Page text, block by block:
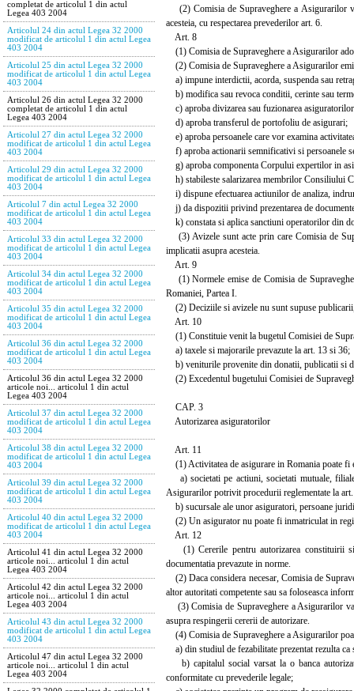
completat de articolul 1 din actul
Legea 403 2004
Articolul 24 din actul Legea 32 2000
modificat de articolul 1 din actul Legea
403 2004
Articolul 25 din actul Legea 32 2000
modificat de articolul 1 din actul Legea
403 2004
Articolul 26 din actul Legea 32 2000
completat de articolul 1 din actul
Legea 403 2004
Articolul 27 din actul Legea 32 2000
modificat de articolul 1 din actul Legea
403 2004
Articolul 29 din actul Legea 32 2000
modificat de articolul 1 din actul Legea
403 2004
Articolul 7 din actul Legea 32 2000
modificat de articolul 1 din actul Legea
403 2004
Articolul 33 din actul Legea 32 2000
modificat de articolul 1 din actul Legea
403 2004
Articolul 34 din actul Legea 32 2000
modificat de articolul 1 din actul Legea
403 2004
Articolul 35 din actul Legea 32 2000
modificat de articolul 1 din actul Legea
403 2004
Articolul 36 din actul Legea 32 2000
modificat de articolul 1 din actul Legea
403 2004
Articolul 36 din actul Legea 32 2000
articole noi... articolul 1 din actul
Legea 403 2004
Articolul 37 din actul Legea 32 2000
modificat de articolul 1 din actul Legea
403 2004
Articolul 38 din actul Legea 32 2000
modificat de articolul 1 din actul Legea
403 2004
Articolul 39 din actul Legea 32 2000
modificat de articolul 1 din actul Legea
403 2004
Articolul 40 din actul Legea 32 2000
modificat de articolul 1 din actul Legea
403 2004
Articolul 41 din actul Legea 32 2000
articole noi... articolul 1 din actul
Legea 403 2004
Articolul 42 din actul Legea 32 2000
articole noi... articolul 1 din actul
Legea 403 2004
Articolul 43 din actul Legea 32 2000
modificat de articolul 1 din actul Legea
403 2004
Articolul 47 din actul Legea 32 2000
articole noi... articolul 1 din actul
Legea 403 2004
(2) Comisia de Supraveghere a Asigurarilor
acesteia, cu respectarea prevederilor art. 6.
Art. 8
(1) Comisia de Supraveghere a Asigurarilor
(2) Comisia de Supraveghere a Asigurarilor
a) impune interdictii, acorda, suspenda sau
b) modifica sau revoca conditii, cerinte sau
c) aproba divizarea sau fuzionarea
d) aproba transferul de portofoliu de asigurari;
e) aproba persoanele care vor examina
f) aproba actionarii semnificativi si persoanele
g) aproba componenta Corpului expertilor in
h) stabileste salarizarea membrilor Consiliului
i) dispune efectuarea actiunilor de analiza,
j) da dispozitii privind prezentarea de
k) constata si aplica sanctiuni operatorilor din
(3) Avizele sunt acte prin care Comisia de
implicatii asupra acesteia.
Art. 9
(1) Normele emise de Comisia de
Romaniei, Partea I.
(2) Deciziile si avizele nu sunt supuse
Art. 10
(1) Constituie venit la bugetul Comisiei de
a) taxele si majorarile prevazute la art. 13 si 36;
b) veniturile provenite din donatii, publicatii si
(2) Excedentul bugetului Comisiei de
CAP. 3
Autorizarea asiguratorilor
Art. 11
(1) Activitatea de asigurare in Romania poate fi
a) societati pe actiuni, societati mutuale,
Asigurarilor potrivit procedurii reglementate la
b) sucursale ale unor asiguratori, persoane
(2) Un asigurator nu poate fi inmatriculat in
Art. 12
(1) Cererile pentru autorizarea constituirii si
documentatia prevazute in norme.
(2) Daca considera necesar, Comisia de
altor autoritati competente sau sa foloseasca
(3) Comisia de Supraveghere a Asigurarilor
asupra respingerii cererii de autorizare.
(4) Comisia de Supraveghere a Asigurarilor
a) din studiul de fezabilitate prezentat rezulta ca
b) capitalul social varsat la o banca
conformitate cu prevederile legale;